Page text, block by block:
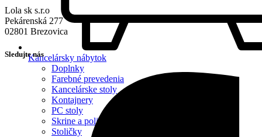
Kancelársky nábytok
Doplnky
Farebné prevedenia
Kancelárske stoly
Kontajnery
PC stoly
Skrine a police
Stoličky
Lola sk s.r.o
Pekárenská 277
02801 Brezovica
Sledujte nás